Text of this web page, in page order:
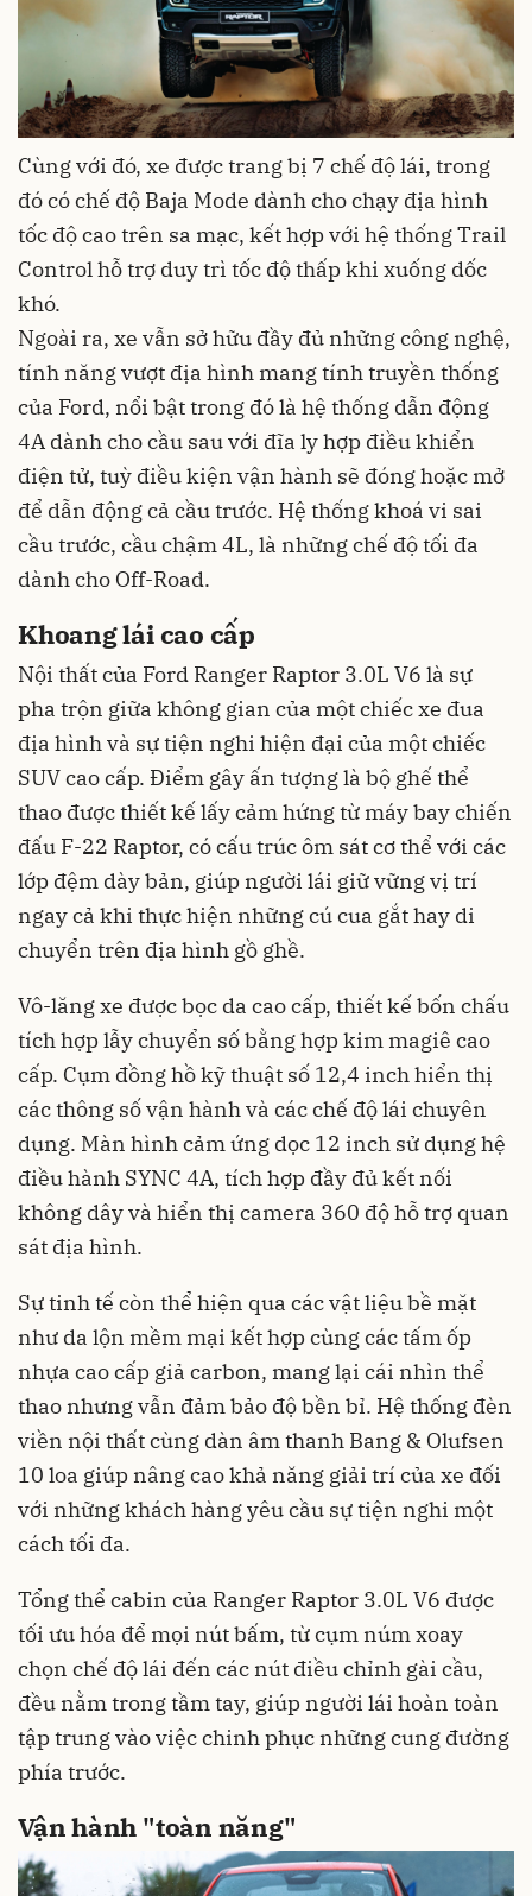
Cùng với đó, xe được trang bị 7 chế độ lái, trong
đó có chế độ Baja Mode dành cho chạy địa hình
tốc độ cao trên sa mạc, kết hợp với hệ thống Trail
Control hỗ trợ duy trì tốc độ thấp khi xuống dốc
khó.
Ngoài ra, xe vẫn sở hữu đầy đủ những công nghệ,
tính năng vượt địa hình mang tính truyền thống
của Ford, nổi bật trong đó là hệ thống dẫn động
4A dành cho cầu sau với đĩa ly hợp điều khiển
điện tử, tuỳ điều kiện vận hành sẽ đóng hoặc mở
để dẫn động cả cầu trước. Hệ thống khoá vi sai
cầu trước, cầu chậm 4L, là những chế độ tối đa
dành cho Off-Road.
Khoang lái cao cấp
Nội thất của Ford Ranger Raptor 3.0L V6 là sự
pha trộn giữa không gian của một chiếc xe đua
địa hình và sự tiện nghi hiện đại của một chiếc
SUV cao cấp. Điểm gây ấn tượng là bộ ghế thể
thao được thiết kế lấy cảm hứng từ máy bay chiến
đấu F-22 Raptor, có cấu trúc ôm sát cơ thể với các
lớp đệm dày bản, giúp người lái giữ vững vị trí
ngay cả khi thực hiện những cú cua gắt hay di
chuyển trên địa hình gồ ghề.
Vô-lăng xe được bọc da cao cấp, thiết kế bốn chấu
tích hợp lẫy chuyển số bằng hợp kim magiê cao
cấp. Cụm đồng hồ kỹ thuật số 12,4 inch hiển thị
các thông số vận hành và các chế độ lái chuyên
dụng. Màn hình cảm ứng dọc 12 inch sử dụng hệ
điều hành SYNC 4A, tích hợp đầy đủ kết nối
không dây và hiển thị camera 360 độ hỗ trợ quan
sát địa hình.
Sự tinh tế còn thể hiện qua các vật liệu bề mặt
như da lộn mềm mại kết hợp cùng các tấm ốp
nhựa cao cấp giả carbon, mang lại cái nhìn thể
thao nhưng vẫn đảm bảo độ bền bỉ. Hệ thống đèn
viền nội thất cùng dàn âm thanh Bang & Olufsen
10 loa giúp nâng cao khả năng giải trí của xe đối
với những khách hàng yêu cầu sự tiện nghi một
cách tối đa.
Tổng thể cabin của Ranger Raptor 3.0L V6 được
tối ưu hóa để mọi nút bấm, từ cụm núm xoay
chọn chế độ lái đến các nút điều chỉnh gài cầu,
đều nằm trong tầm tay, giúp người lái hoàn toàn
tập trung vào việc chinh phục những cung đường
phía trước.
Vận hành "toàn năng"